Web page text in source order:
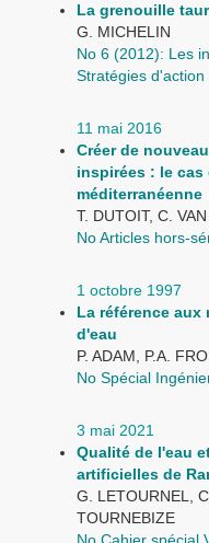
La grenouille
G. MICHELIN
No 6 (2012): Les
Stratégies
11 mai 2016
Créer de
inspirées : le
méditerranéenne
T. DUTOIT, C.
No Articles hors-
1 octobre 1997
La référence
d'eau
P. ADAM, P.A.
No Spécial
3 mai 2021
Qualité de l'eau
artificielles de
G. LETOURNEL,
TOURNEBIZE